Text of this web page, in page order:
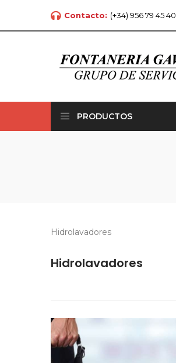
Contacto: (+34) 956 79 45 40
PRODUCTOS
Hidrolavadores
Hidrolavadores